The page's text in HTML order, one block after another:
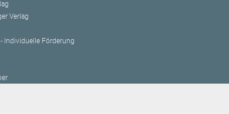
Verlag
Individuelle Förderung